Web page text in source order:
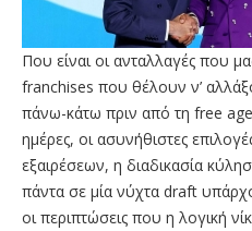
Που είναι οι ανταλλαγές που
franchises που θέλουν ν’
πάνω-κάτω πριν από τη free
ημέρες, οι ασυνήθιστες
εξαιρέσεων, η διαδικασία
πάντα σε μία νύχτα draft
οι περιπτώσεις που η λογική